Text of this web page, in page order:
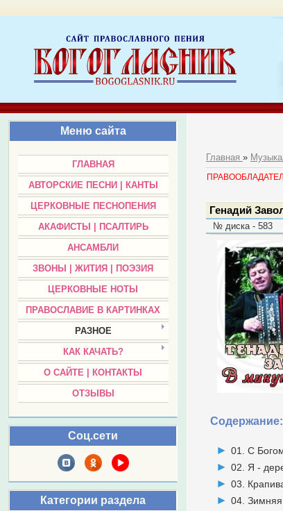
Меню сайта
ГЛАВНАЯ
АВТОРСКИЕ ПЕСНИ | КАНТЫ
ЦЕРКОВНЫЕ ПЕСНОПЕНИЯ
АКАФИСТЫ | ПСАЛТИРЬ
АНСАМБЛИ
ЗВОНЫ | ЖИТИЯ | ПОЭЗИЯ
ЦЕРКОВНЫЕ НОТЫ
ПРАВОСЛАВИЕ В КАРТИНКАХ
РАЗНОЕ
КАК КАЧАТЬ?
О САЙТЕ | КОНТАКТЫ
ОТЗЫВЫ
Соц.сети
Категории раздела
Главная »
Генадий
№ диска - 583
Содержание:
01. С
02. Я -
03.
04.